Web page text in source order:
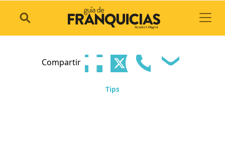
Compartir
Tips